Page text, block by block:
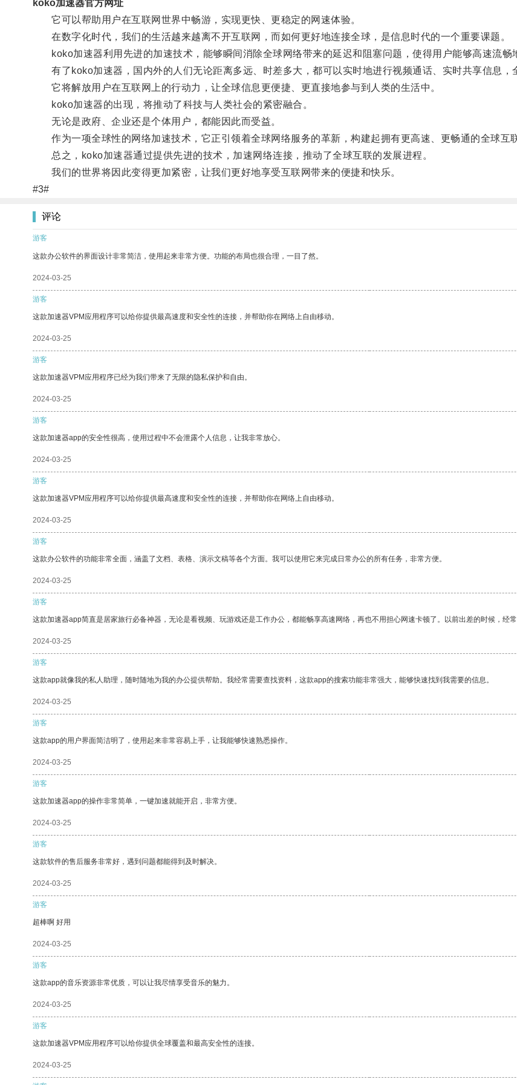
koko加速器官方网址
它可以帮助用户在互联网世界中畅游，实现更快、更稳定的网速体验。
在数字化时代，我们的生活越来越离不开互联网，而如何更好地连接全球，是信息时代的一个重要课题。
koko加速器利用先进的加速技术，能够瞬间消除全球网络带来的延迟和阻塞问题，使得用户能够高速流畅
有了koko加速器，国内外的人们无论距离多远、时差多大，都可以实时地进行视频通话、实时共享信息，
它将解放用户在互联网上的行动力，让全球信息更便捷、更直接地参与到人类的生活中。
koko加速器的出现，将推动了科技与人类社会的紧密融合。
无论是政府、企业还是个体用户，都能因此而受益。
作为一项全球性的网络加速技术，它正引领着全球网络服务的革新，构建起拥有更高速、更畅通的全球互
总之，koko加速器通过提供先进的技术，加速网络连接，推动了全球互联的发展进程。
我们的世界将因此变得更加紧密，让我们更好地享受互联网带来的便捷和快乐。
#3#
评论
游客
这款办公软件的界面设计非常简洁，使用起来非常方便。功能的布局也很合理，一目了然。
2024-03-25
游客
这款加速器VPM应用程序可以给你提供最高速度和安全性的连接，并帮助你在网络上自由移动。
2024-03-25
游客
这款加速器VPM应用程序已经为我们带来了无限的隐私保护和自由。
2024-03-25
游客
这款加速器app的安全性很高，使用过程中不会泄露个人信息，让我非常放心。
2024-03-25
游客
这款加速器VPM应用程序可以给你提供最高速度和安全性的连接，并帮助你在网络上自由移动。
2024-03-25
游客
这款办公软件的功能非常全面，涵盖了文档、表格、演示文稿等各个方面。我可以使用它来完成日常办公的所有任务，非常方便。
2024-03-25
游客
这款加速器app简直是居家旅行必备神器，无论是看视频、玩游戏还是工作办公，都能畅享高速网络，再也不用担心网速卡顿了。以前出差的时候，经
2024-03-25
游客
这款app就像我的私人助理，随时随地为我的办公提供帮助。我经常需要查找资料，这款app的搜索功能非常强大，能够快速找到我需要的信息。
2024-03-25
游客
这款app的用户界面简洁明了，使用起来非常容易上手，让我能够快速熟悉操作。
2024-03-25
游客
这款加速器app的操作非常简单，一键加速就能开启，非常方便。
2024-03-25
游客
这款软件的售后服务非常好，遇到问题都能得到及时解决。
2024-03-25
游客
超棒啊 好用
2024-03-25
游客
这款app的音乐资源非常优质，可以让我尽情享受音乐的魅力。
2024-03-25
游客
这款加速器VPM应用程序可以给你提供全球覆盖和最高安全性的连接。
2024-03-25